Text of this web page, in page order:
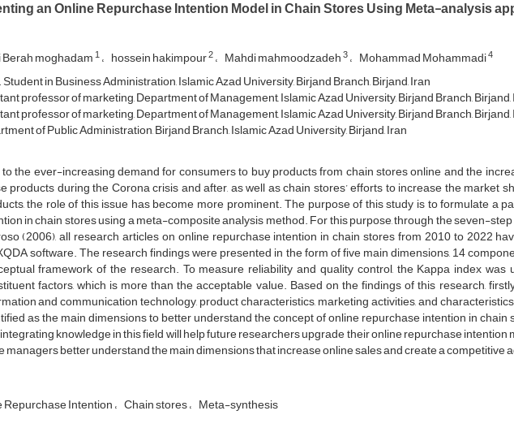
an Online Repurchase Intention Model in Chain Stores Using Meta-analysis
moghadam1 hossein hakimpour2 Mahdi mahmoodzadeh3 Mohammad Mohammadi4
in Business Administration, Islamic Azad University, Birjand Branch, Birjand, Iran
professor of marketing, Department of Management, Islamic Azad University, Birjand Branch,
professor of marketing, Department of Management, Islamic Azad University, Birjand Branch,
of Public Administration, Birjand Branch, Islamic Azad University, Birjand, Iran
the ever-increasing demand for consumers to buy products from chain stores online and the
products during the Corona crisis and after, as well as chain stores’ efforts to increase the market
the role of this issue has become more prominent. The purpose of this study is to formulate a
in chain stores using a meta-composite analysis method. For this purpose, through the seven-
(2006), all research articles on online repurchase intention in chain stores from 2010 to 2022
software. The research findings were presented in the form of five main dimensions, 14
framework of the research. To measure reliability and quality control, the Kappa index was
factors, which is more than the acceptable value. Based on the findings of this research,
and communication technology, product characteristics, marketing activities, and
as the main dimensions to better understand the concept of online repurchase intention in chain
knowledge in this field will help future researchers upgrade their online repurchase intention
managers better understand the main dimensions that increase online sales and create a competitive
Repurchase Intention Chain stores Meta-synthesis